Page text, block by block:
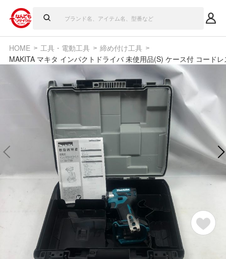
HOME 工具・電動工具
締め付け工具
MAKITA マキタ インパクトドライバ 未使用品(S) ケース付 コード